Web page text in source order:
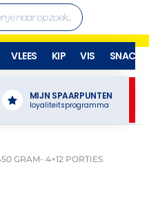
VLEES KIP VIS SNACKS
MIJN SPAARPUNTEN
loyaliteitsprogramma
GRAM- 4×12 PORTIES